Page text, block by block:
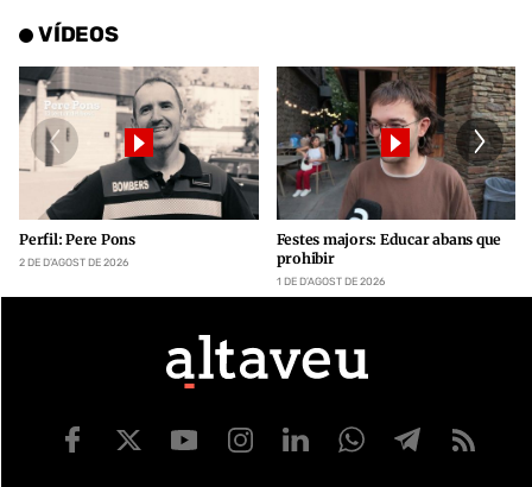
VÍDEOS
Perfil: Pere Pons
2 DE D’AGOST DE 2026
Festes majors: Educar abans que
prohibir
1 DE D’AGOST DE 2026